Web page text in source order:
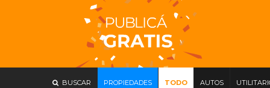
BUSCAR PROPIEDADES TODO AUTOS